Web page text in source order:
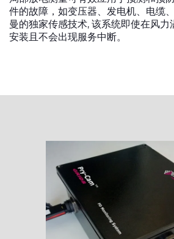
件的故障，如变压器、发电机、电缆
曼的独家传感技术, 该系统即使在风力
安装且不会出现服务中断。